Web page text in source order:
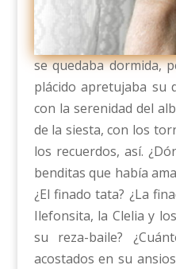
se quedaba dormida,
plácido apretujaba su
con la serenidad del
de la siesta, con los
los recuerdos, así.
benditas que había
¿El finado tata? ¿La
Ilefonsita, la Clelia y
su reza-baile?
acostados en su